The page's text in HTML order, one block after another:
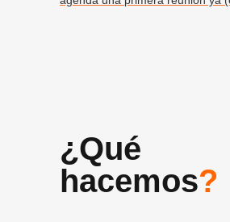
¿Qué
hacemos?